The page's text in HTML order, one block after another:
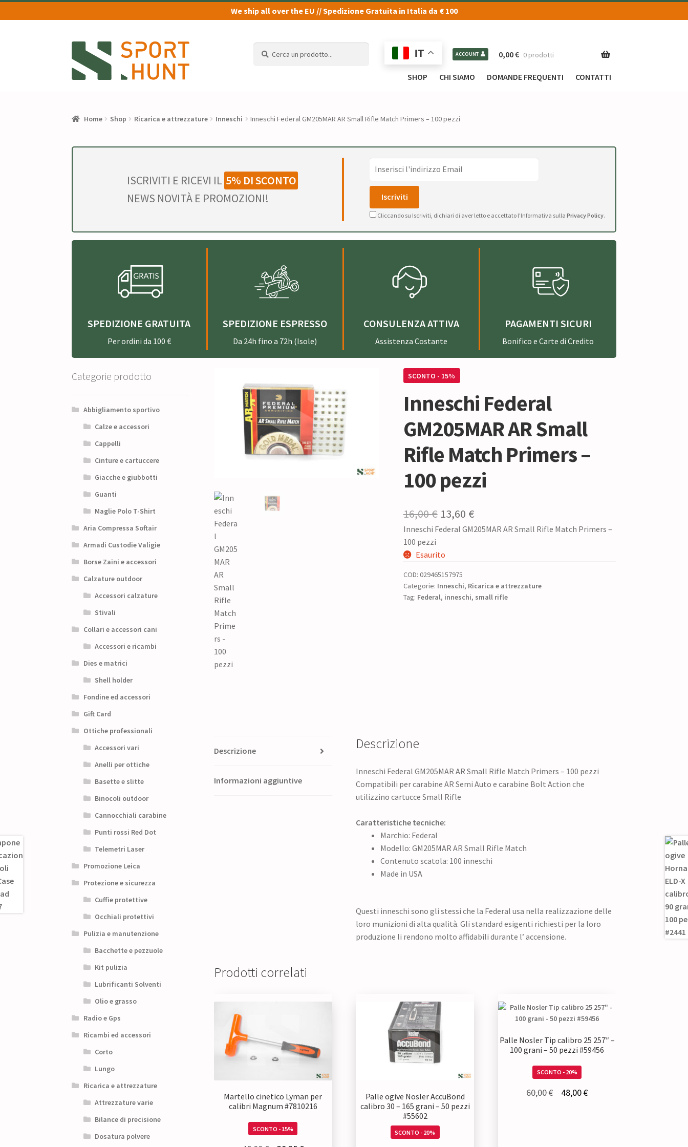
We ship all over the EU // Spedizione Gratuita in Italia da € 100
alla
navigazione
al
contenuto
IT ACCOUNT 0,00€ 0 prodotti
SHOP CHI SIAMO DOMANDE FREQUENTI CONTATTI
Home Shop Ricarica e attrezzature Inneschi Inneschi Federal GM205MAR AR Small Rifle Match Primers – 100 pezzi
ISCRIVITI E RICEVI IL 5% DI SCONTO
NEWS NOVITÀ E PROMOZIONI!
Cliccando su Iscriviti, dichiari di aver letto e accettato l'Informativa sulla Privacy Policy.
SPEDIZIONE GRATUITA
Per ordini da 100 €
SPEDIZIONE ESPRESSO
Da 24h fino a 72h (Isole)
CONSULENZA ATTIVA
Assistenza Costante
PAGAMENTI SICURI
Bonifico e Carte di Credito
SCONTO - 15%
Inneschi Federal
GM205MAR AR Small
Rifle Match Primers –
100 pezzi
16,00€ Il
prezzo
originale
16,00 €.
13,60 €Il
prezzo
13,60 €.
Inneschi Federal GM205MAR AR Small Rifle Match Primers –
100 pezzi
Esaurito
COD: 029465157975
Categorie: Inneschi, Ricarica e attrezzature
Tag: Federal, inneschi, small rifle
Descrizione
Informazioni aggiuntive
Descrizione
Inneschi Federal GM205MAR AR Small Rifle Match Primers – 100 pezzi
Compatibili per carabine AR Semi Auto e carabine Bolt Action che
utilizzino cartucce Small Rifle
Caratteristiche tecniche:
Marchio: Federal
Modello: GM205MAR AR Small Rifle Match
Contenuto scatola: 100 inneschi
Made in USA
Questi inneschi sono gli stessi che la Federal usa nella realizzazione delle
loro munizioni di alta qualità. Gli standard esigenti richiesti per la loro
produzione li rendono molto affidabili durante l’ accensione.
Prodotti correlati
Martello cinetico Lyman per
calibri Magnum #7810216
SCONTO - 15%
Palle ogive Nosler AccuBond
calibro 30 – 165 grani – 50 pezzi
#55602
SCONTO - 20%
Palle Nosler Tip calibro 25 257″ –
100 grani – 50 pezzi #59456
SCONTO - 20%
60,00€ 48,00€Il
Categorie prodotto
Abbigliamento sportivo
Calze e accessori
Cappelli
Cinture e cartuccere
Giacche e giubbotti
Guanti
Maglie Polo T-Shirt
Aria Compressa Softair
Armadi Custodie Valigie
Borse Zaini e accessori
Calzature outdoor
Accessori calzature
Stivali
Collari e accessori cani
Accessori e ricambi
Dies e matrici
Shell holder
Fondine ed accessori
Gift Card
Ottiche professionali
Accessori vari
Anelli per ottiche
Basette e slitte
Binocoli outdoor
Cannocchiali carabine
Punti rossi Red Dot
Telemetri Laser
Promozione Leica
Protezione e sicurezza
Cuffie protettive
Occhiali protettivi
Pulizia e manutenzione
Bacchette e pezzuole
Kit pulizia
Lubrificanti Solventi
Olio e grasso
Radio e Gps
Ricambi ed accessori
Corto
Lungo
Ricarica e attrezzature
Attrezzature varie
Bilance di precisione
Dosatura polvere